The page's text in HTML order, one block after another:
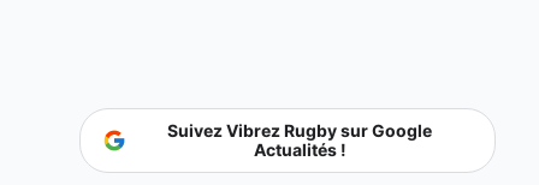
Suivez Vibrez Rugby sur Google
Actualités !